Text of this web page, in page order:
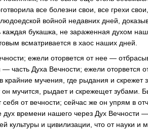
все болезни свои, все грехи
войной недавних дней,
каждая букашка, не зараженная духом
всматривается в хаос наших дней.
ежели оторвется от нее —
— часть Духа Вечности; ежели оторвется
крайние мучения, где рыдания и скрежет
он мучится, рыдает и скрежещет зубами.
себя от вечности; сейчас же он упрям в
дух времени нашего через Дух Вечности
культуры и цивилизации, что от науки